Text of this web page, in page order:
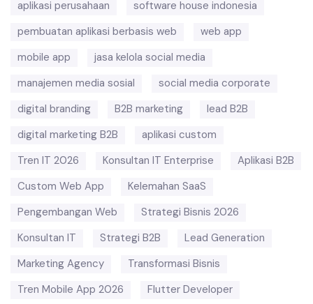
aplikasi perusahaan
software house indonesia
pembuatan aplikasi berbasis web
web app
mobile app
jasa kelola social media
manajemen media sosial
social media corporate
digital branding
B2B marketing
lead B2B
digital marketing B2B
aplikasi custom
Tren IT 2026
Konsultan IT Enterprise
Aplikasi B2B
Custom Web App
Kelemahan SaaS
Pengembangan Web
Strategi Bisnis 2026
Konsultan IT
Strategi B2B
Lead Generation
Marketing Agency
Transformasi Bisnis
Tren Mobile App 2026
Flutter Developer